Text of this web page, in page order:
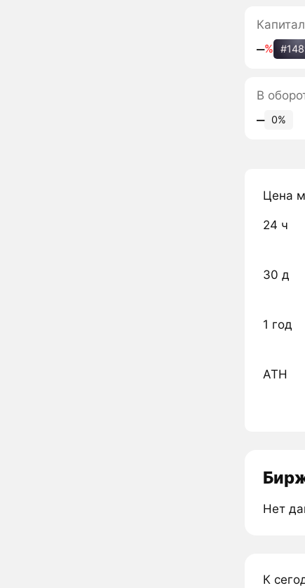
‒%
В
‒ 0%
Цена
24 ч
30 д
1 год
ATH
Нет
К